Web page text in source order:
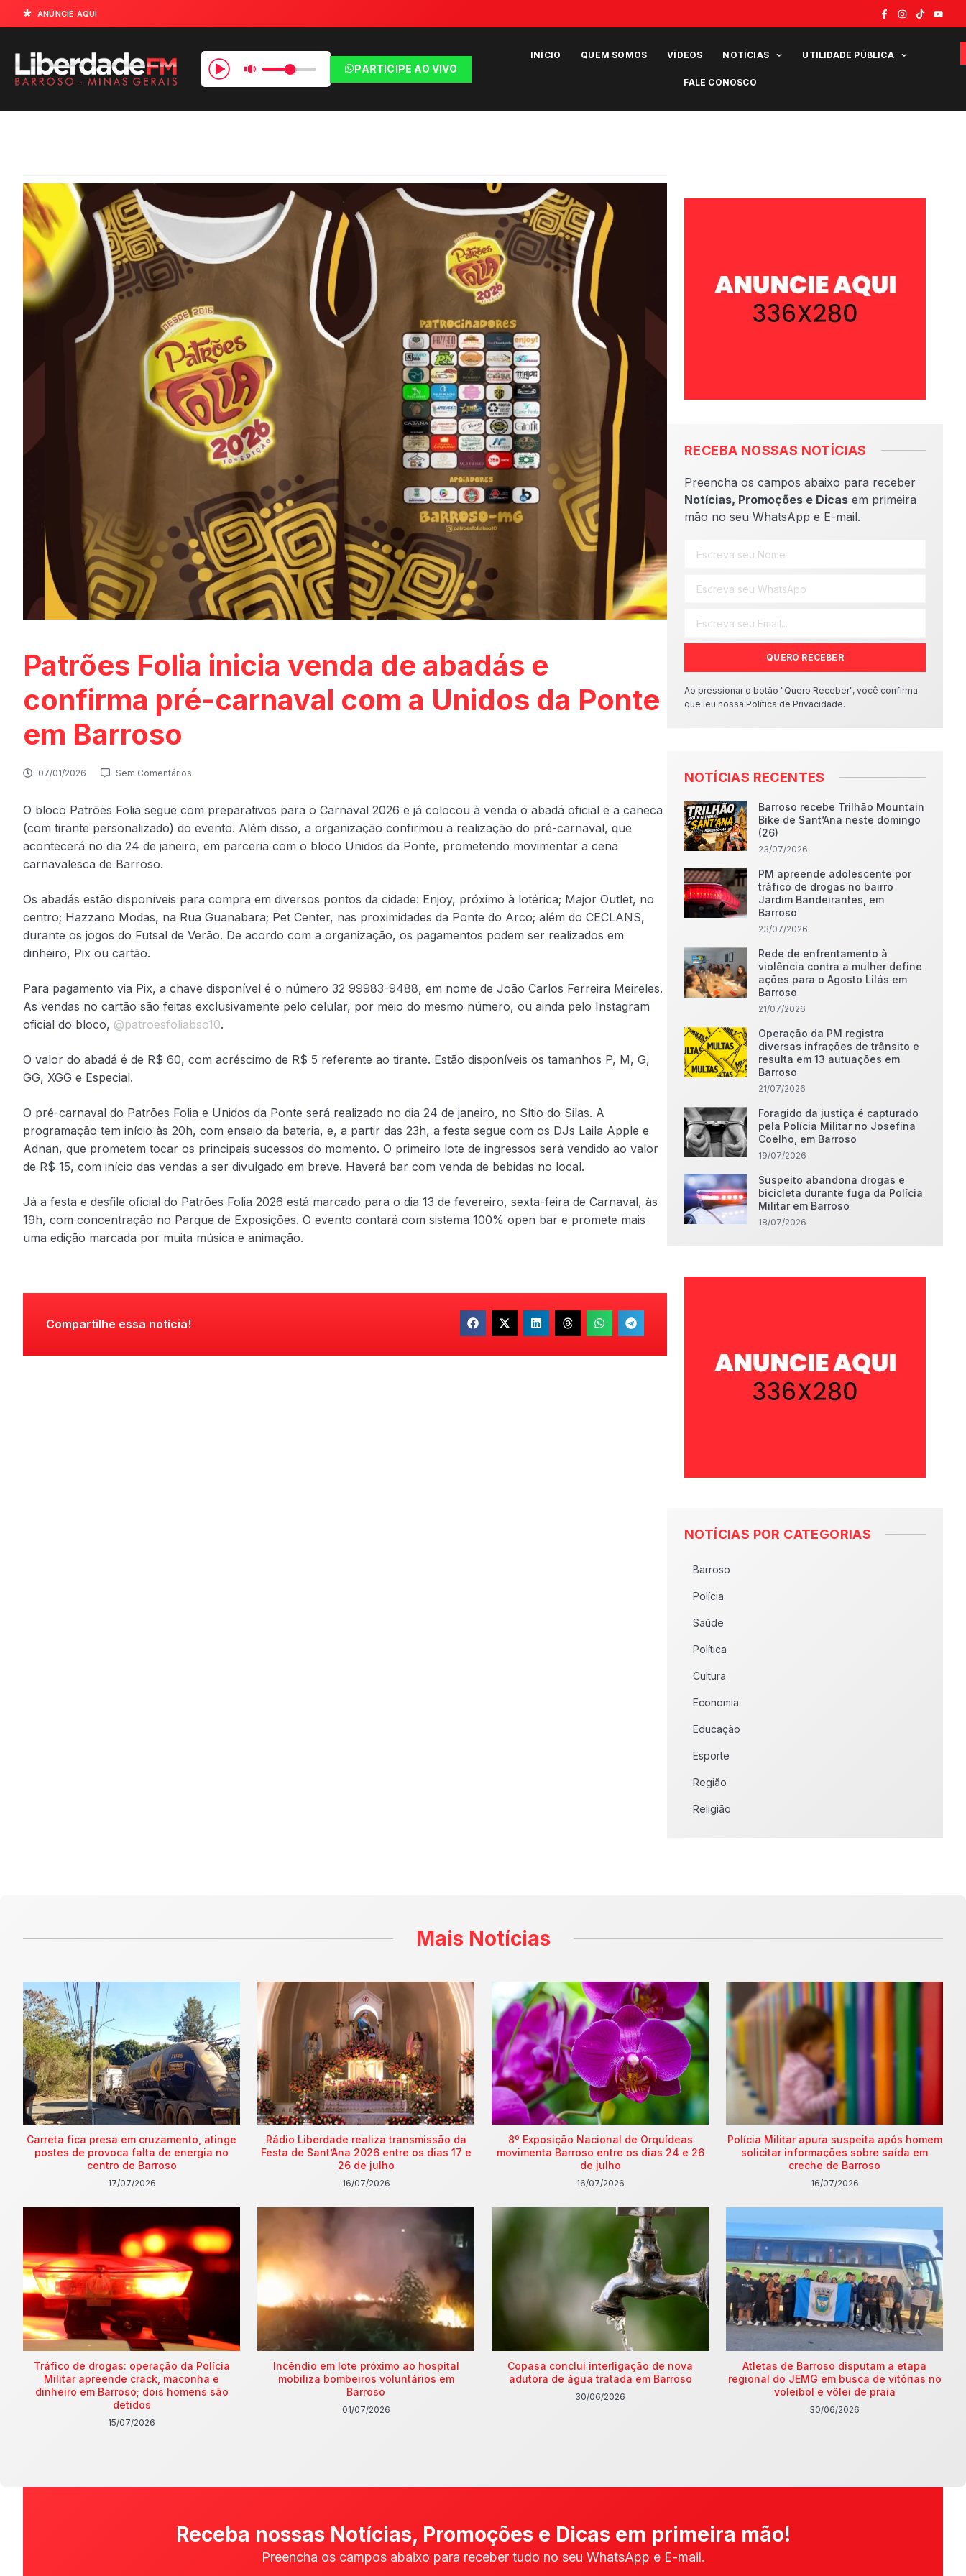
ANÚNCIE AQUI
PARTICIPE AO VIVO
INÍCIO QUEM SOMOS VÍDEOS NOTÍCIAS UTILIDADE PÚBLICA
FALE CONOSCO
Patrões Folia inicia venda de abadás e
confirma pré-carnaval com a Unidos da Ponte
em Barroso
07/01/2026 Sem Comentários
O bloco Patrões Folia segue com preparativos para o Carnaval 2026 e já colocou à venda o abadá oficial e a caneca
(com tirante personalizado) do evento. Além disso, a organização confirmou a realização do pré-carnaval, que
acontecerá no dia 24 de janeiro, em parceria com o bloco Unidos da Ponte, prometendo movimentar a cena
carnavalesca de Barroso.
Os abadás estão disponíveis para compra em diversos pontos da cidade: Enjoy, próximo à lotérica; Major Outlet, no
centro; Hazzano Modas, na Rua Guanabara; Pet Center, nas proximidades da Ponte do Arco; além do CECLANS,
durante os jogos do Futsal de Verão. De acordo com a organização, os pagamentos podem ser realizados em
dinheiro, Pix ou cartão.
Para pagamento via Pix, a chave disponível é o número 32 99983-9488, em nome de João Carlos Ferreira Meireles.
As vendas no cartão são feitas exclusivamente pelo celular, por meio do mesmo número, ou ainda pelo Instagram
oficial do bloco, @patroesfoliabso10.
O valor do abadá é de R$ 60, com acréscimo de R$ 5 referente ao tirante. Estão disponíveis os tamanhos P, M, G,
GG, XGG e Especial.
O pré-carnaval do Patrões Folia e Unidos da Ponte será realizado no dia 24 de janeiro, no Sítio do Silas. A
programação tem início às 20h, com ensaio da bateria, e, a partir das 23h, a festa segue com os DJs Laila Apple e
Adnan, que prometem tocar os principais sucessos do momento. O primeiro lote de ingressos será vendido ao valor
de R$ 15, com início das vendas a ser divulgado em breve. Haverá bar com venda de bebidas no local.
Já a festa e desfile oficial do Patrões Folia 2026 está marcado para o dia 13 de fevereiro, sexta-feira de Carnaval, às
19h, com concentração no Parque de Exposições. O evento contará com sistema 100% open bar e promete mais
uma edição marcada por muita música e animação.
Compartilhe essa notícia!
RECEBA NOSSAS NOTÍCIAS
Preencha os campos abaixo para receber
Notícias, Promoções e Dicas em primeira
mão no seu WhatsApp e E-mail.
QUERO RECEBER
Ao pressionar o botão "Quero Receber", você confirma
que leu nossa Política de Privacidade.
NOTÍCIAS RECENTES
Barroso recebe Trilhão Mountain
Bike de Sant’Ana neste domingo
(26)
23/07/2026
PM apreende adolescente por
tráfico de drogas no bairro
Jardim Bandeirantes, em
Barroso
23/07/2026
Rede de enfrentamento à
violência contra a mulher define
ações para o Agosto Lilás em
Barroso
21/07/2026
Operação da PM registra
diversas infrações de trânsito e
resulta em 13 autuações em
Barroso
21/07/2026
Foragido da justiça é capturado
pela Polícia Militar no Josefina
Coelho, em Barroso
19/07/2026
Suspeito abandona drogas e
bicicleta durante fuga da Polícia
Militar em Barroso
18/07/2026
NOTÍCIAS POR CATEGORIAS
Barroso
Polícia
Saúde
Política
Cultura
Economia
Educação
Esporte
Região
Religião
Mais Notícias
Carreta fica presa em cruzamento, atinge
postes de provoca falta de energia no
centro de Barroso
17/07/2026
Rádio Liberdade realiza transmissão da
Festa de Sant’Ana 2026 entre os dias 17 e
26 de julho
16/07/2026
8º Exposição Nacional de Orquídeas
movimenta Barroso entre os dias 24 e 26
de julho
16/07/2026
Polícia Militar apura suspeita após homem
solicitar informações sobre saída em
creche de Barroso
16/07/2026
Tráfico de drogas: operação da Polícia
Militar apreende crack, maconha e
dinheiro em Barroso; dois homens são
detidos
15/07/2026
Incêndio em lote próximo ao hospital
mobiliza bombeiros voluntários em
Barroso
01/07/2026
Copasa conclui interligação de nova
adutora de água tratada em Barroso
30/06/2026
Atletas de Barroso disputam a etapa
regional do JEMG em busca de vitórias no
voleibol e vôlei de praia
30/06/2026
Receba nossas Notícias, Promoções e Dicas em primeira mão!
Preencha os campos abaixo para receber tudo no seu WhatsApp e E-mail.